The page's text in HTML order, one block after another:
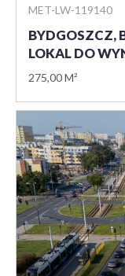
MET-LW-119140
BYDGOSZCZ,
LOKAL DO
275,00 M²